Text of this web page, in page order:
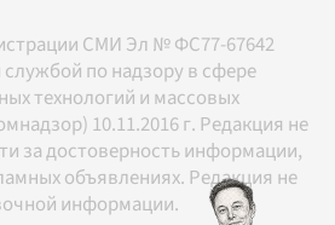
СМИ Эл № ФС77-67642
по надзору в сфере
технологий и массовых
10.11.2016 г. Редакция не
за достоверность информации,
объявлениях. Редакция не
информации.